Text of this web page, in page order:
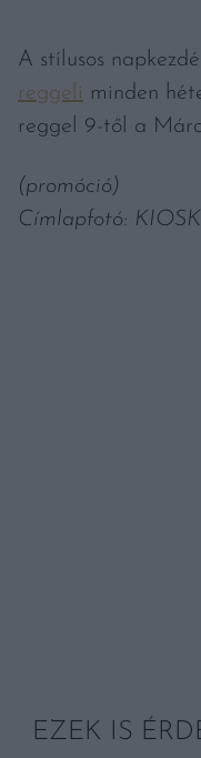
A stílusos
reggeli minden
reggel 9-től a
(promóció)
Címlapfotó: KIOSK
EZEK IS